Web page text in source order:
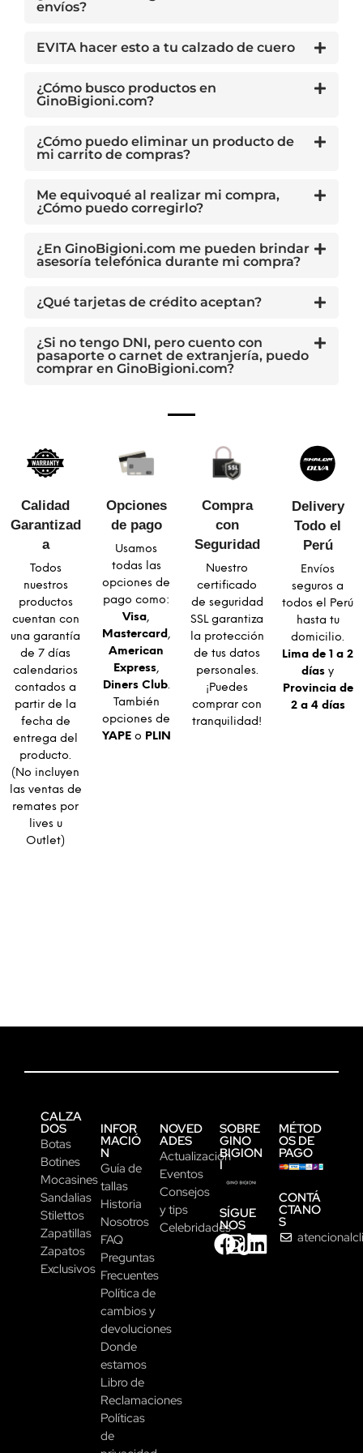
envíos?
EVITA hacer esto a tu calzado de cuero
¿Cómo busco productos en
GinoBigioni.com?
¿Cómo puedo eliminar un producto de
mi carrito de compras?
Me equivoqué al realizar mi compra,
¿Cómo puedo corregirlo?
¿En GinoBigioni.com me pueden brindar
asesoría telefónica durante mi compra?
¿Qué tarjetas de crédito aceptan?
¿Si no tengo DNI, pero cuento con
pasaporte o carnet de extranjería, puedo
comprar en GinoBigioni.com?
Calidad
Garantizad
a​
Todos
nuestros
productos
cuentan con
una garantía
de 7 días
calendarios
contados a
partir de la
fecha de
entrega del
producto.
(No incluyen
las ventas de
remates por
lives u
Outlet)
Opciones
de pago
Usamos
todas las
opciones de
pago como:
Visa,
Mastercard,
American
Express,
Diners Club.
También
opciones de
YAPEo PLIN
Compra
con
Seguridad​
Nuestro
certificado
de seguridad
SSL garantiza
la protección
de tus datos
personales.
¡Puedes
comprar con
tranquilidad!
Delivery
Todo el
Perú
Envíos
seguros a
todos el Perú
hasta tu
domicilio.
Lima de 1 a 2
días y
Provincia de
2 a 4 días
CALZA
DOS
Botas
Botines
Mocasines
Sandalias
Stilettos
Zapatillas
Zapatos
Exclusivos
INFOR
MACIÓ
N
Guía de
tallas
Historia
Nosotros
FAQ
Preguntas
Frecuentes
Política de
cambios y
devoluciones
Donde
estamos
Libro de
Reclamaciones
Políticas
de
NOVED
ADES
Actualización
Eventos
Consejos
y tips
Celebridades
SOBRE
GINO
BIGION
I
SÍGUE
NOS
MÉTOD
OS DE
PAGO
CONTÁ
CTANO
S